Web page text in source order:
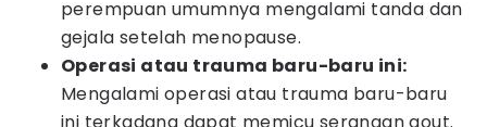
perempuan umumnya mengalami tanda dan
gejala setelah menopause.
Operasi atau trauma baru-baru ini:
Mengalami operasi atau trauma baru-baru